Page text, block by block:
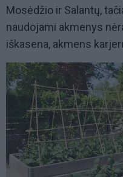
Mosėdžio ir Salantų,
naudojami akmenys
iškasena, akmens